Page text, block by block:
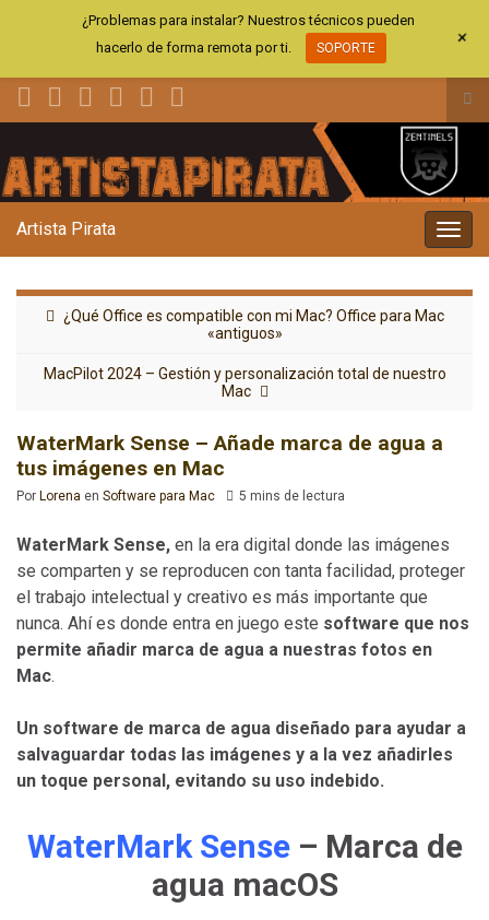
el
la
Artista Pirata
¿Qué Office es compatible con mi Mac? Office para Mac
«antiguos»
MacPilot 2024 – Gestión y personalización total de nuestro
Mac
WaterMark Sense – Añade marca de agua a
tus imágenes en Mac
Por Lorena en Software para Mac 5 mins de lectura
WaterMark Sense, en la era digital donde las imágenes
se comparten y se reproducen con tanta facilidad, proteger
el trabajo intelectual y creativo es más importante que
nunca. Ahí es donde entra en juego este software que nos
permite añadir marca de agua a nuestras fotos en
Mac.
Un software de marca de agua diseñado para ayudar a
salvaguardar todas las imágenes y a la vez añadirles
un toque personal, evitando su uso indebido.
WaterMark Sense– Marca de
agua macOS
¿Problemas para instalar? Nuestros técnicos pueden
hacerlo de forma remota por ti.
SOPORTE +